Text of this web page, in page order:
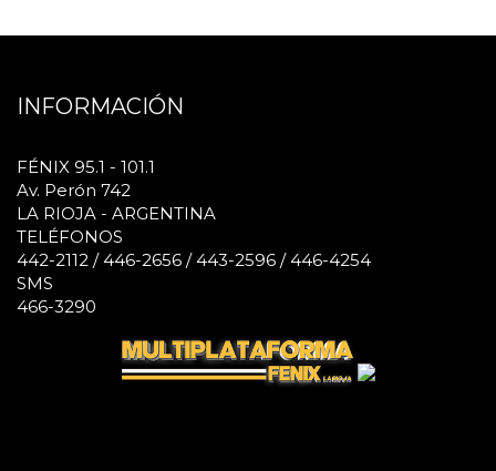
INFORMACIÓN
FÉNIX 95.1 - 101.1
Av. Perón 742
LA RIOJA - ARGENTINA
TELÉFONOS
442-2112 / 446-2656 / 443-2596 / 446-4254
SMS
466-3290